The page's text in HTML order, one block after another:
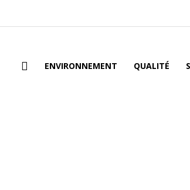
ENVIRONNEMENT QUALITÉ